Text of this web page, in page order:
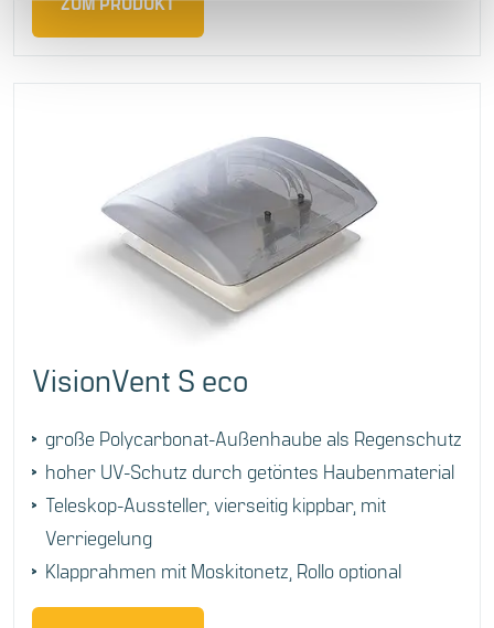
ZUM PRODUKT
VisionVent S eco
große Polycarbonat-Außenhaube als Regenschutz
hoher UV-Schutz durch getöntes Haubenmaterial
Teleskop-Aussteller, vierseitig kippbar, mit
Verriegelung
Klapprahmen mit Moskitonetz, Rollo optional